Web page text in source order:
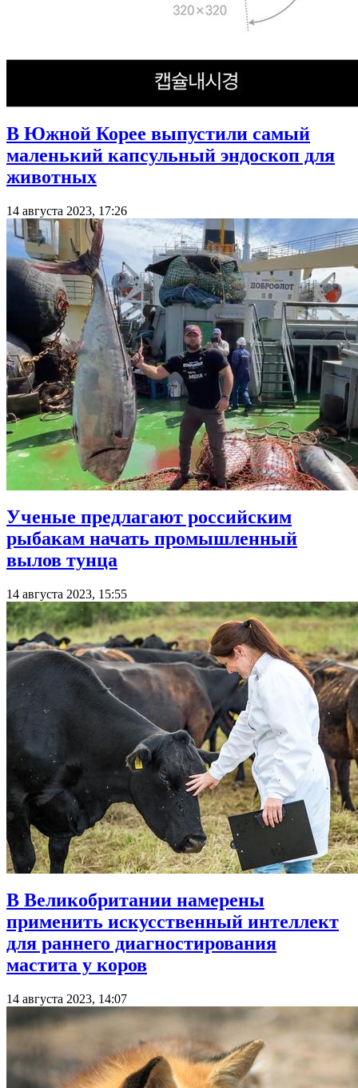
В Южной Корее выпустили самый
маленький капсульный эндоскоп для
животных
14 августа 2023, 17:26
Ученые предлагают российским
рыбакам начать промышленный
вылов тунца
14 августа 2023, 15:55
В Великобритании намерены
применить искусственный интеллект
для раннего диагностирования
мастита у коров
14 августа 2023, 14:07